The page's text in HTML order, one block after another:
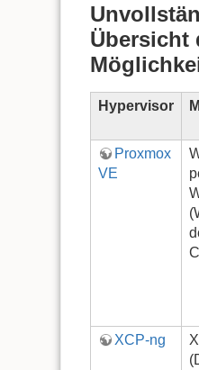
Übersicht
Hypervisor
Proxmox
VE
XCP-ng